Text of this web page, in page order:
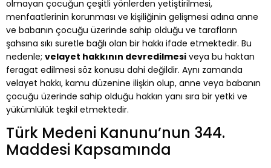
olmayan çocuğun çeşitli yönlerden yetiştirilmesi,
menfaatlerinin korunması ve kişiliğinin gelişmesi adına anne
ve babanın çocuğu üzerinde sahip olduğu ve tarafların
şahsına sıkı suretle bağlı olan bir hakkı ifade etmektedir. Bu
nedenle; velayet hakkının devredilmesi veya bu haktan
feragat edilmesi söz konusu dahi değildir. Aynı zamanda
velayet hakkı, kamu düzenine ilişkin olup, anne veya babanın
çocuğu üzerinde sahip olduğu hakkın yanı sıra bir yetki ve
yükümlülük teşkil etmektedir.
Türk Medeni Kanunu’nun 344.
Maddesi Kapsamında